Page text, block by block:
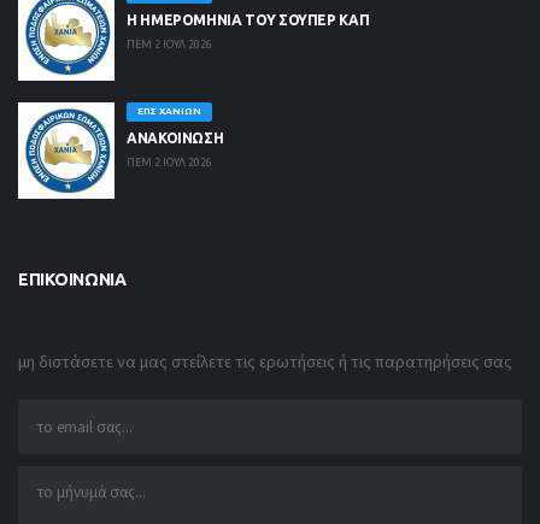
Η ΗΜΕΡΟΜΗΝΙΑ ΤΟΥ ΣΟΥΠΕΡ ΚΑΠ
ΠΕΜ 2 ΙΟΥΛ 2026
ΕΠΣ ΧΑΝΊΩΝ
ΑΝΑΚΟΙΝΩΣΗ
ΠΕΜ 2 ΙΟΥΛ 2026
ΕΠΙΚΟΙΝΩΝΊΑ
μη διστάσετε να μας στείλετε τις ερωτήσεις ή τις παρατηρήσεις σας